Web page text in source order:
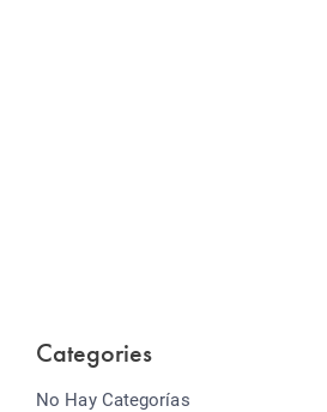
Categories
No Hay Categorías